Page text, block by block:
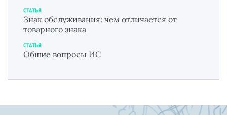
СТАТЬЯ
Знак обслуживания: чем отличается от
товарного знака
СТАТЬЯ
Общие вопросы ИС